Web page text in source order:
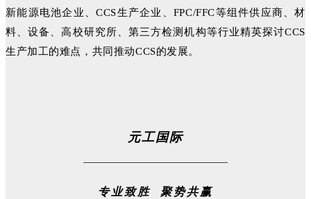
新能源电池企业、CCS生产企业、FPC/FFC等组件供应商、材
料、设备、高校研究所、第三方检测机构等行业精英探讨CCS
生产加工的难点，共同推动CCS的发展。
元工国际
专业致胜 聚势共赢